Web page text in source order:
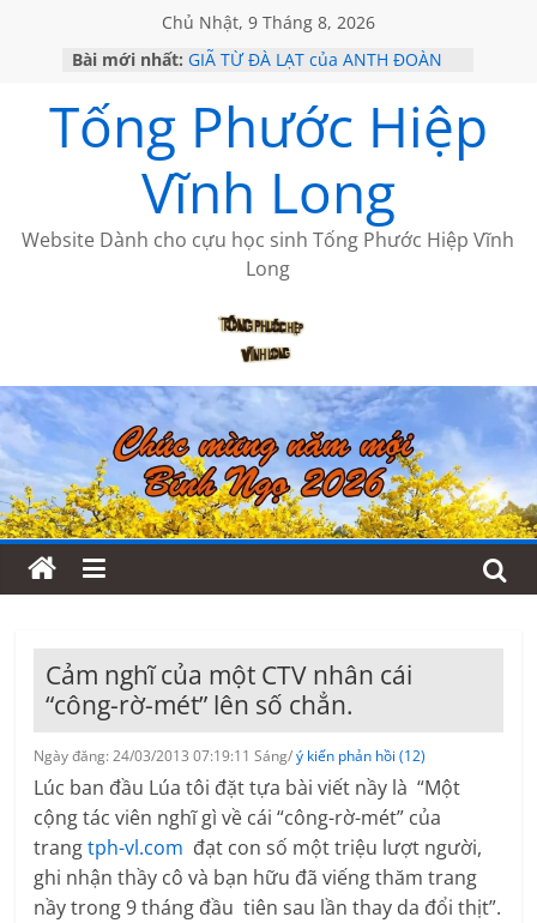
Chủ Nhật, 9 Tháng 8, 2026
Bài mới nhất: GIÃ TỪ ĐÀ LẠT của ANTH ĐOÀN
KHÔNG ĐỀ 20 CỦA THÁI LÃO
KHÔNG ĐỀ 19 CỦA THÁI LÃO
CHÙM THƠ CỦA BÍCH HÀ
Tống Phước Hiệp
Vĩnh Long
Website Dành cho cựu học sinh Tống Phước Hiệp Vĩnh
Long
Cảm nghĩ của một CTV nhân cái
“công-rờ-mét” lên số chẳn.
Ngày đăng: 24/03/2013 07:19:11 Sáng/ý kiến phản hồi (12)
Lúc ban đầu Lúa tôi đặt tựa bài viết nầy là “Một
cộng tác viên nghĩ gì về cái “công-rờ-mét” của
trangtph-vl.com đạt con số một triệu lượt người,
ghi nhận thầy cô và bạn hữu đã viếng thăm trang
nầy trong 9 tháng đầu tiên sau lần thay da đổi thịt”.